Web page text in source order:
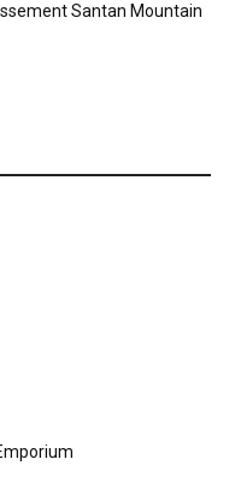
Santan Mountain